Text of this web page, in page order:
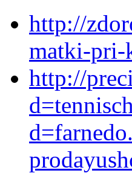
http://
matki-pri-
http://